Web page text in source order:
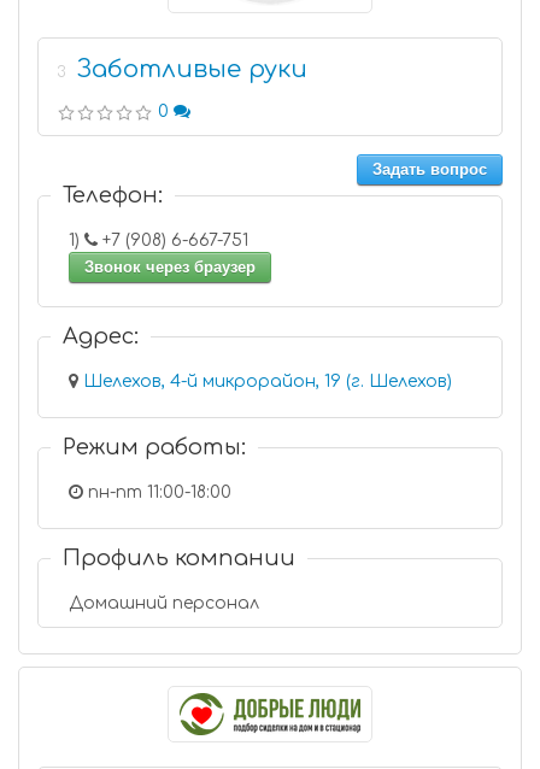
3 Заботливые руки
0
Задать вопрос
Телефон:
1)
+7 (908) 6-667-751
Звонок через браузер
Адрес:
Шелехов, 4-й микрорайон, 19 (г. Шелехов)
Режим работы:
пн-пт 11:00-18:00
Профиль компании
Домашний персонал